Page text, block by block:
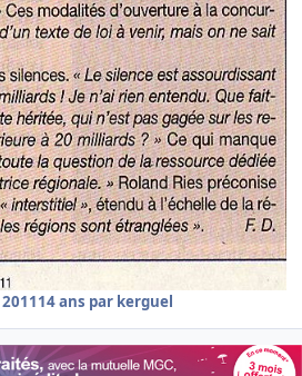
14 ans par kerguel